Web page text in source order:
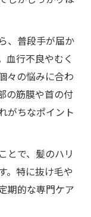
、普段手が届か
血行不良やむく
々の悩みに合わ
の筋膜や首の付
がちなポイント
とで、髪のハリ
。特に抜け毛や
期的な専門ケア